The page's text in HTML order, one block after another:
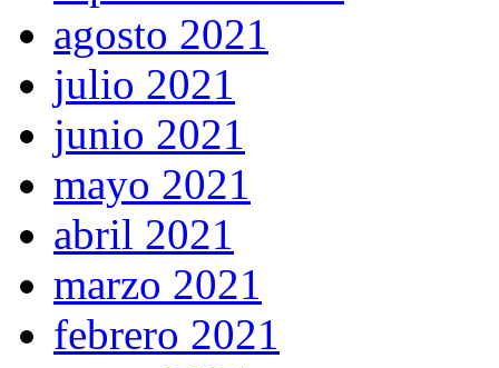
agosto 2021
julio 2021
junio 2021
mayo 2021
abril 2021
marzo 2021
febrero 2021